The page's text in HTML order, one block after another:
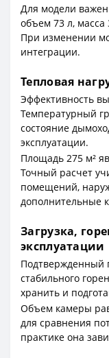
Для модели
объем 73 л,
При изменении
интеграции.
Тепловая
Эффективность
Температурный
состояние
эксплуатации.
Площадь 275 м²
Точный расчет
помещений,
дополнительные
Загрузка,
эксплуатации
Подтвержденный
стабильного
хранить и
Объем камеры
для сравнения
практике она